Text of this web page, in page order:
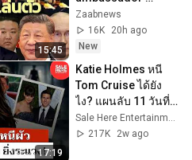
15:45
confirms: US
likelihood of
abruptly
withdrawing from
the Iran...
Zaabnews
16K
20h ago
New
17:19
Katie Holmes หนี
Tom Cruise ได้ยัง
ไง? แผนลับ 11 วันที่
โลกช็อก : The
Moment
217K
2w ago